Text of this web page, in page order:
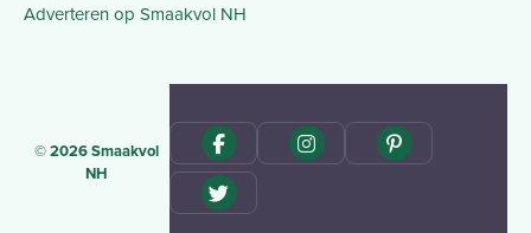
Adverteren op Smaakvol NH
© 2026 Smaakvol
NH